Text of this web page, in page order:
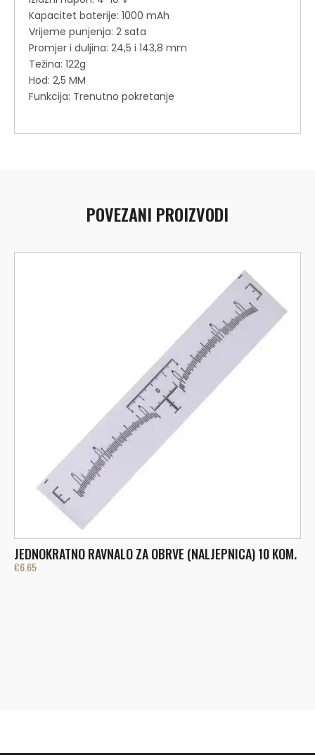
Kapacitet baterije: 1000 mAh
Vrijeme punjenja: 2 sata
Promjer i duljina: 24,5 i 143,8 mm
Težina: 122g
Hod: 2,5 MM
Funkcija: Trenutno pokretanje
POVEZANI PROIZVODI
JEDNOKRATNO RAVNALO ZA OBRVE (NALJEPNICA) 10 KOM.
€6.65